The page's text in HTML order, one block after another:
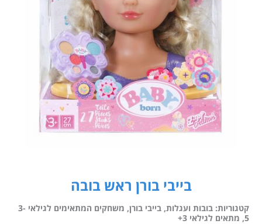
בייבי בורן ראש בובה
קטגוריות:בובות ועגלות,בייבי בורן,
משחקים המתאימים לגילאי 3-
5
, מתאים לגילאי 3+